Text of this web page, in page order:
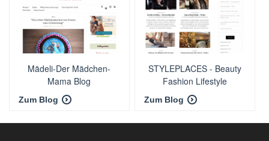
Mädeli-Der Mädchen-
Mama Blog
Zum Blog
STYLEPLACES - Beauty
Fashion Lifestyle
Zum Blog